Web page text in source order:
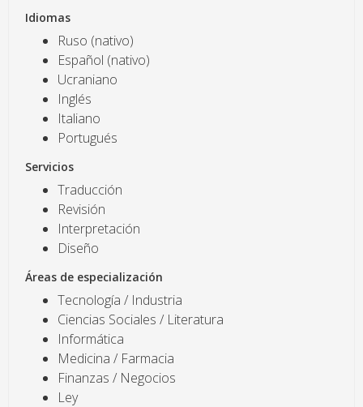
Idiomas
Ruso (nativo)
Español (nativo)
Ucraniano
Inglés
Italiano
Portugués
Servicios
Traducción
Revisión
Interpretación
Diseño
Áreas de especialización
Tecnología / Industria
Ciencias Sociales / Literatura
Informática
Medicina / Farmacia
Finanzas / Negocios
Ley